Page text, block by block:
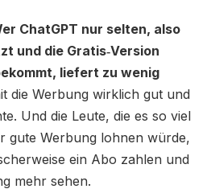
ChatGPT nur selten, also
und die Gratis‑Version
liefert zu wenig
die Werbung wirklich gut und
Und die Leute, die es so viel
gute Werbung lohnen würde,
ein Abo zahlen und
mehr sehen.